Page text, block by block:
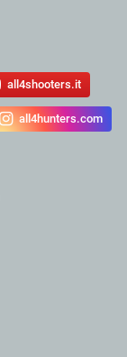
all4shooters.it
all4hunters.com